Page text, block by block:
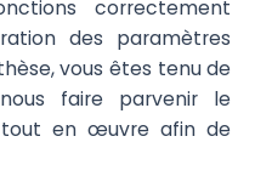
correctement
des paramètres
vous êtes tenu de
faire parvenir le
tout en œuvre afin de